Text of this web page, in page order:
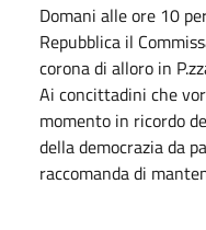
Domani alle ore 10
Repubblica il
corona di alloro in
Ai concittadini che
momento in ricordo
della democrazia da
raccomanda di